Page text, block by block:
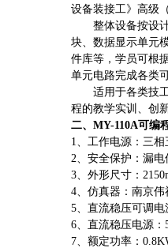
设备装接工》高级
整体设备按设
块、数据显示单元
件库等，学员可根
单元电路完成各类
适用于各类技
程的教学实训、创
二、MY-110A可编
1、工作电源：三
2、安全保护：漏
3、外形尺寸：
4、仿真器：南京伟
5、直流稳压可调
6、直流稳压电源
7、额定功率：